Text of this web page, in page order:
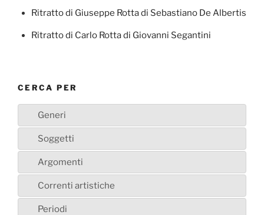
Ritratto di Giuseppe Rotta di Sebastiano De Albertis
Ritratto di Carlo Rotta di Giovanni Segantini
CERCA PER
Generi
Soggetti
Argomenti
Correnti artistiche
Periodi